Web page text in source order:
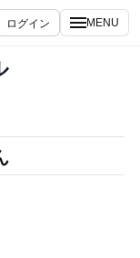
ログイン MENU